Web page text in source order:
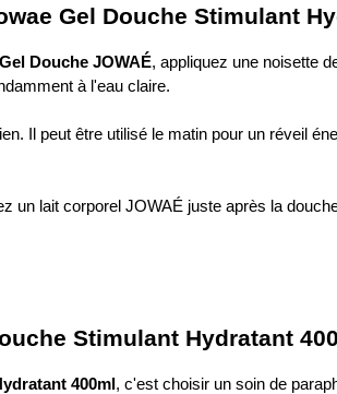
Gel Douche Stimulant
Gel Douche JOWAÉ, appliquez une noisette
à l'eau claire.
Il peut être utilisé le matin pour un réveil
un lait corporel JOWAÉ juste après la
Stimulant Hydratant
400ml, c'est choisir un soin de